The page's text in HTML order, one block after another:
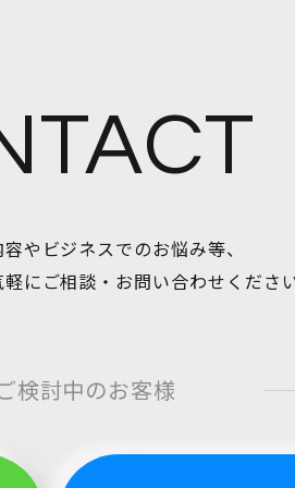
やビジネスでのお悩み等、
にご相談・お問い合わせくださ
検討中のお客様